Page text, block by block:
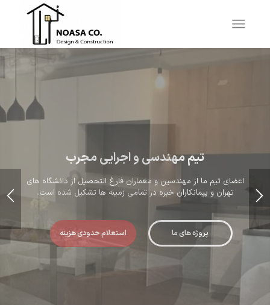
تخصص ما، ساخت خانه رویایی شماست.
به جای تعویض محل سکونت، خانه خود را مطابق سلیقه خود به شیک
ترین محل زندگی تبدیل کنید.
درباره ما مشاوره تلفنی